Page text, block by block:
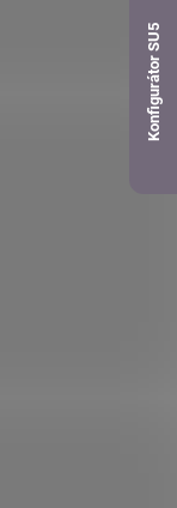
Konfigurátor SU5